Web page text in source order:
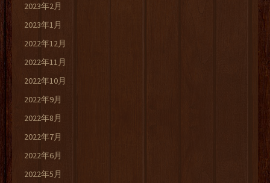
2023年2月
2023年1月
2022年12月
2022年11月
2022年10月
2022年9月
2022年8月
2022年7月
2022年6月
2022年5月